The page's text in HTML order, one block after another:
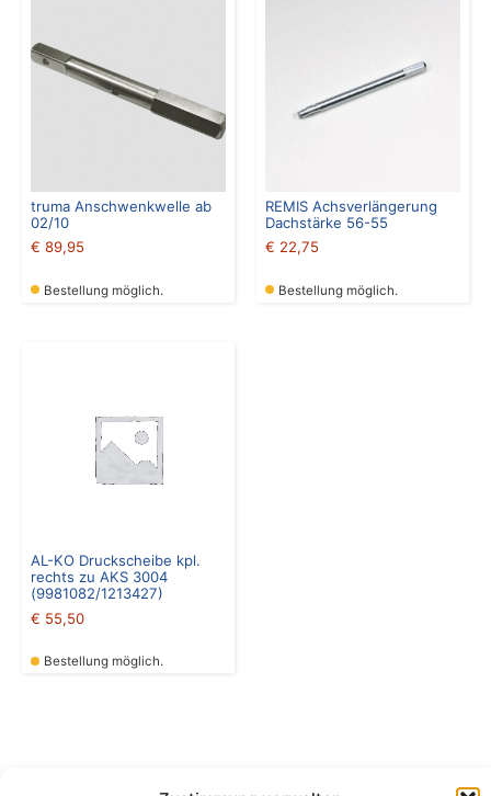
truma Anschwenkwelle ab
02/10
€ 89,95
Bestellung möglich.
REMIS Achsverlängerung
Dachstärke 56-55
€ 22,75
Bestellung möglich.
AL-KO Druckscheibe kpl.
rechts zu AKS 3004
(9981082/1213427)
€ 55,50
Bestellung möglich.